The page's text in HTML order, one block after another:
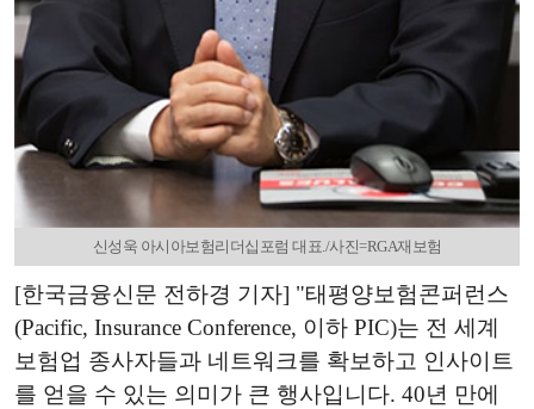
신성욱 아시아보험리더십포럼 대표./사진=RGA재보험
[한국금융신문 전하경 기자] "태평양보험콘퍼런스
(Pacific, Insurance Conference, 이하 PIC)는 전 세계
보험업 종사자들과 네트워크를 확보하고 인사이트
를 얻을 수 있는 의미가 큰 행사입니다. 40년 만에